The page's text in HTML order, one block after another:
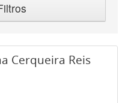
Cerqueira Reis